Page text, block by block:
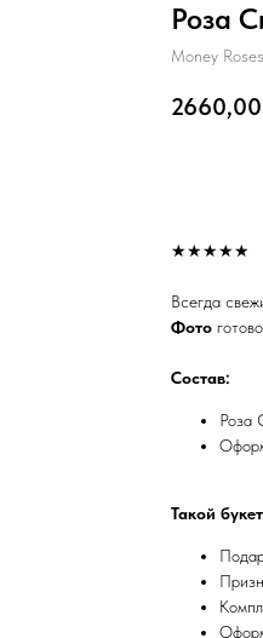
Роза
Money Roses
2660,00
★★★★★
Всегда
Фото
Состав:
Роза
Такой